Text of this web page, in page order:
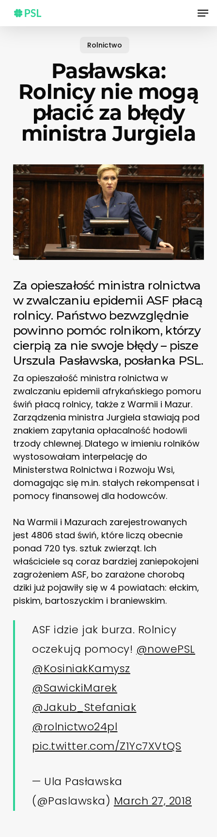
main
Rolnictwo
Pasławska:
Rolnicy nie mogą
płacić za błędy
ministra Jurgiela
Za opieszałość ministra rolnictwa
w zwalczaniu epidemii ASF płacą
rolnicy. Państwo bezwzględnie
powinno pomóc rolnikom, którzy
cierpią za nie swoje błędy – pisze
Urszula Pasławska, posłanka PSL.
Za opieszałość ministra rolnictwa w
zwalczaniu epidemii afrykańskiego pomoru
świń płacą rolnicy, także z Warmii i Mazur.
Zarządzenia ministra Jurgiela stawiają pod
znakiem zapytania opłacalność hodowli
trzody chlewnej. Dlatego w imieniu rolników
wystosowałam interpelację do
Ministerstwa Rolnictwa i Rozwoju Wsi,
domagając się m.in. stałych rekompensat i
pomocy finansowej dla hodowców.
Na Warmii i Mazurach zarejestrowanych
jest 4806 stad świń, które liczą obecnie
ponad 720 tys. sztuk zwierząt. Ich
właściciele są coraz bardziej zaniepokojeni
zagrożeniem ASF, bo zarażone chorobą
dziki już pojawiły się w 4 powiatach: ełckim,
piskim, bartoszyckim i braniewskim.
ASF idzie jak burza. Rolnicy
oczekują pomocy! @nowePSL
@KosiniakKamysz
@SawickiMarek
@Jakub_Stefaniak
@rolnictwo24pl
pic.twitter.com/Z1Yc7XVtQS
— Ula Pasławska
(@Paslawska) March 27, 2018